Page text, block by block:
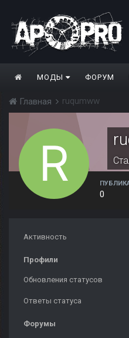
МОДЫ ФОРУМ
Главная ruqumww
0
Активность
Профили
Обновления статусов
Ответы статуса
Форумы